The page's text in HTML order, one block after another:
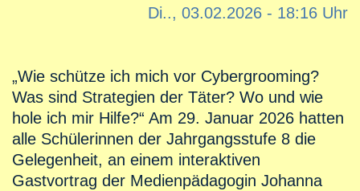
Di.., 03.02.2026 - 18:16 Uhr
„Wie schütze ich mich vor Cybergrooming?
Was sind Strategien der Täter? Wo und wie
hole ich mir Hilfe?“ Am 29. Januar 2026 hatten
alle Schülerinnen der Jahrgangsstufe 8 die
Gelegenheit, an einem interaktiven
Gastvortrag der Medienpädagogin Johanna